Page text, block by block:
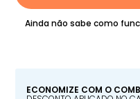
Ainda não sabe como
ECONOMIZE COM O